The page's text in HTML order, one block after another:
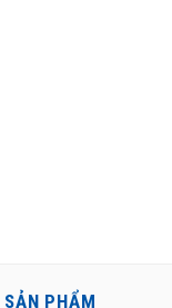
SẢN PHẨM